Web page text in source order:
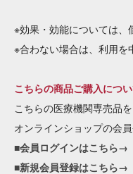
※効果・効能については、
※合わない場合は、利用を
こちらの商品ご購入につ
こちらの医療機関専売品
オンラインショップの会
■会員ログインはこちら→
■新規会員登録はこちら→